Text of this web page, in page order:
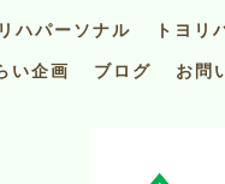
ハパーソナル トヨリ
い企画 ブログ お問